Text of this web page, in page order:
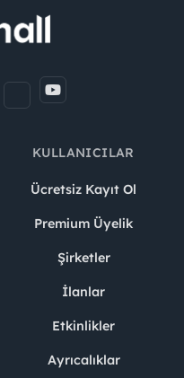
KULLANICILAR
Ücretsiz Kayıt Ol
Premium Üyelik
Şirketler
İlanlar
Etkinlikler
Ayrıcalıklar